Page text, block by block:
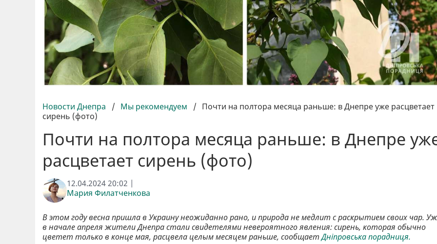
Новости Днепра / Мы рекомендуем / Почти на полтора месяца раньше: в Днепре уже расцветает
сирень (фото)
Почти на полтора месяца раньше: в Днепре
расцветает сирень (фото)
12.04.2024 20:02 |
Мария Филатченкова
В этом году весна пришла в Украину неожиданно рано, и природа не медлит с раскрытием своих чар.
в начале апреля жители Днепра стали свидетелями невероятного явления: сирень, которая обычно
цветет только в конце мая, расцвела целым месяцем раньше, сообщаетДніпровська порадниця.